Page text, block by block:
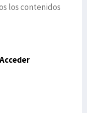
los contenidos
Acceder